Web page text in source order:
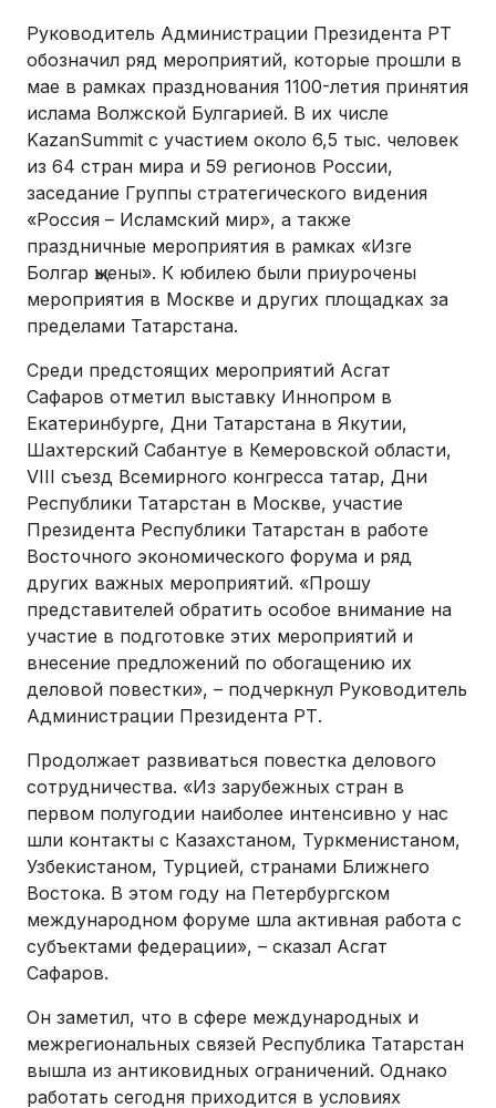
Руководитель Администрации Президента РТ
обозначил ряд мероприятий, которые прошли в
мае в рамках празднования 1100-летия принятия
ислама Волжской Булгарией. В их числе
KazanSummit с участием около 6,5 тыс. человек
из 64 стран мира и 59 регионов России,
заседание Группы стратегического видения
«Россия – Исламский мир», а также
праздничные мероприятия в рамках «Изге
Болгар җыены». К юбилею были приурочены
мероприятия в Москве и других площадках за
пределами Татарстана.
Среди предстоящих мероприятий Асгат
Сафаров отметил выставку Иннопром в
Екатеринбурге, Дни Татарстана в Якутии,
Шахтерский Сабантуе в Кемеровской области,
VIII съезд Всемирного конгресса татар, Дни
Республики Татарстан в Москве, участие
Президента Республики Татарстан в работе
Восточного экономического форума и ряд
других важных мероприятий. «Прошу
представителей обратить особое внимание на
участие в подготовке этих мероприятий и
внесение предложений по обогащению их
деловой повестки», – подчеркнул Руководитель
Администрации Президента РТ.
Продолжает развиваться повестка делового
сотрудничества. «Из зарубежных стран в
первом полугодии наиболее интенсивно у нас
шли контакты с Казахстаном, Туркменистаном,
Узбекистаном, Турцией, странами Ближнего
Востока. В этом году на Петербургском
международном форуме шла активная работа с
субъектами федерации», – сказал Асгат
Сафаров.
Он заметил, что в сфере международных и
межрегиональных связей Республика Татарстан
вышла из антиковидных ограничений. Однако
работать сегодня приходится в условиях